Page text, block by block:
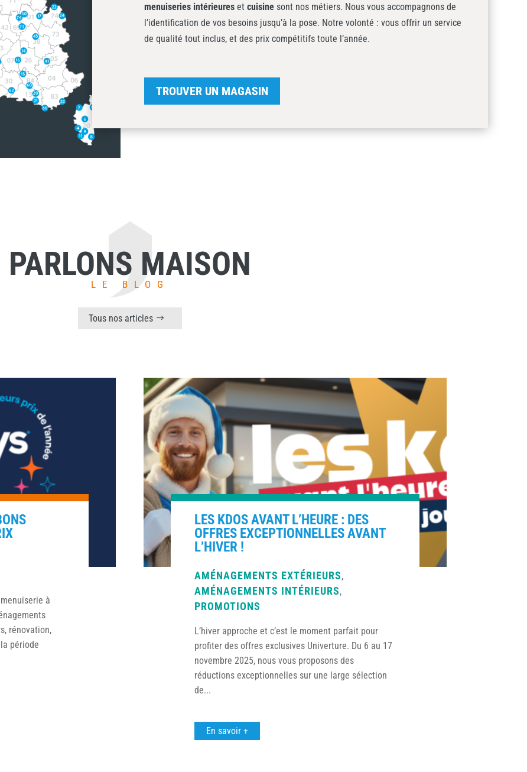
menuiseries intérieures etcuisine sont nos métiers. Nous vous accompagnons de
l’identification de vos besoins jusqu’à la pose. Notre volonté : vous offrir un service
de qualité tout inclus, et des prix compétitifs toute l’année.
TROUVER UN MAGASIN
PARLONS MAISON
LE BLOG
Tous nos articles
à
rénovation,
période
LES KDOS AVANT L’HEURE : DES
OFFRES EXCEPTIONNELLES AVANT
L’HIVER !
AMÉNAGEMENTS EXTÉRIEURS,
AMÉNAGEMENTS INTÉRIEURS,
PROMOTIONS
L’hiver approche et c’est le moment parfait pour
profiter des offres exclusives Univerture. Du 6 au 17
novembre 2025, nous vous proposons des
réductions exceptionnelles sur une large sélection
de...
En savoir +